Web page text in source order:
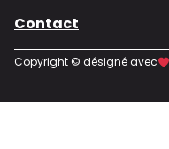
Contact
Copyright © désigné avec